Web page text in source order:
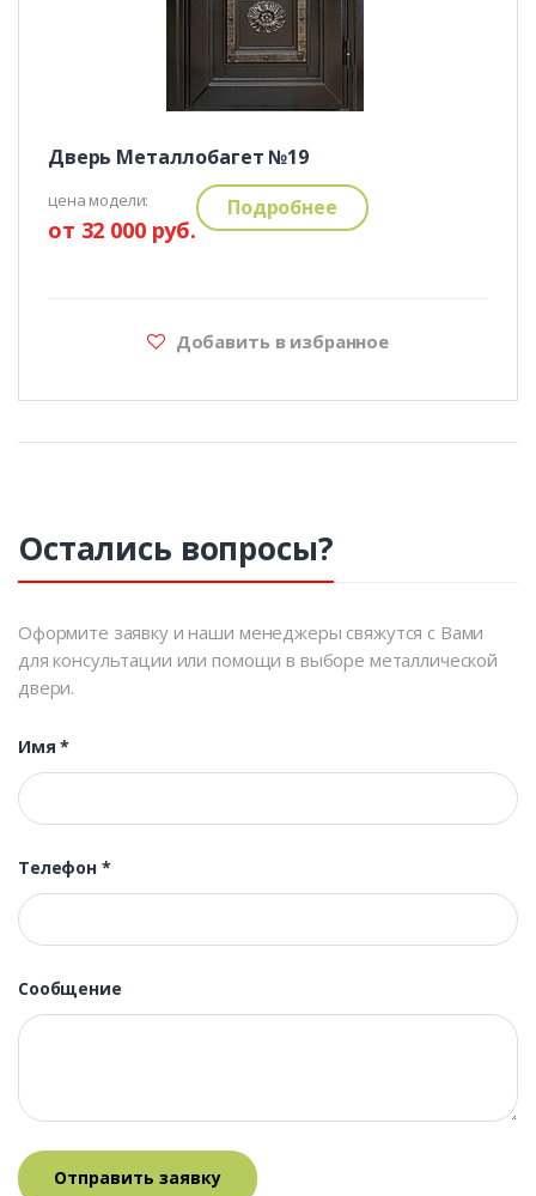
Дверь Металлобагет №19
цена модели:
от 32 000 руб.
Подробнее
Добавить в избранное
Остались вопросы?
Оформите заявку и наши менеджеры свяжутся с Вами
для консультации или помощи в выборе металлической
двери.
Имя*
Телефон *
Сообщение